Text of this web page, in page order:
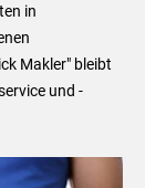
in
Makler" bleibt
und -